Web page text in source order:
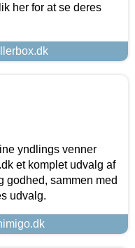
her for at se deres
yndlings venner
et komplet udvalg af
godhed, sammen med
udvalg.